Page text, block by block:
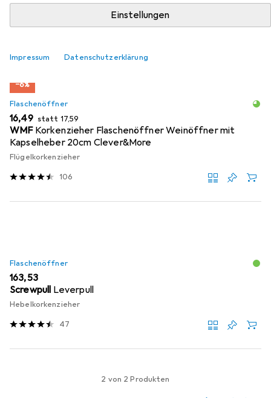
Einstellungen
Impressum Datenschutzerklärung
−6%
Flaschenöffner
EUR
16,49 statt EUR
17,59
WMF Korkenzieher Flaschenöffner Weinöffner mit
Kapselheber 20cm Clever&More
Flügelkorkenzieher
106
Flaschenöffner
EUR
163,53
Screwpull Leverpull
Hebelkorkenzieher
47
2 von 2 Produkten